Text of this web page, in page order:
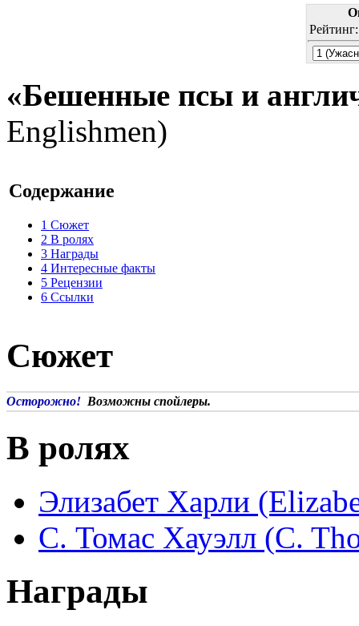
«Бешенные псы и
Englishmen)
Содержание
1 Сюжет
2 В ролях
3 Награды
4 Интересные факты
5 Рецензии
6 Ссылки
Сюжет
Осторожно! Возможны спойлеры.
В ролях
Элизабет Харли
С. Томас Хауэлл (C.
Награды